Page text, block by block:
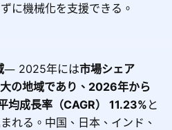
に機械化を支援できる。
― 2025年には市場シェア
の地域であり、2026年から
均成長率（CAGR） 11.23%と
れる。中国、日本、インド、